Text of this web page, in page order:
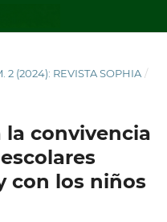
2 (2024): REVISTA SOPHIA /
convivencia
con los niños